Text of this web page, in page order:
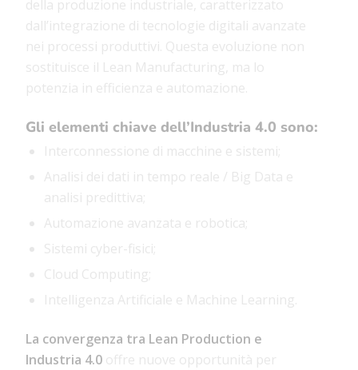
della produzione industriale, caratterizzato
dall’integrazione di tecnologie digitali avanzate
nei processi produttivi. Questa evoluzione non
sostituisce il Lean Manufacturing, ma lo
potenzia in efficienza e automazione.
Gli elementi chiave dell’Industria 4.0 sono:
Interconnessione di macchine e sistemi;
Analisi dei dati in tempo reale / Big Data e
analisi predittiva;
Automazione avanzata e robotica;
Sistemi cyber-fisici;
Cloud Computing;
Intelligenza Artificiale e Machine Learning.
La convergenza tra Lean Production e
Industria 4.0 offre nuove opportunità per